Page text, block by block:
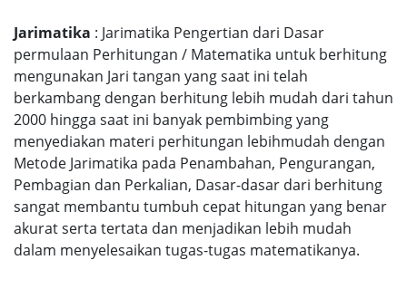
Jarimatika : Jarimatika Pengertian dari Dasar
permulaan Perhitungan / Matematika untuk berhitung
mengunakan Jari tangan yang saat ini telah
berkambang dengan berhitung lebih mudah dari tahun
2000 hingga saat ini banyak pembimbing yang
menyediakan materi perhitungan lebihmudah dengan
Metode Jarimatika pada Penambahan, Pengurangan,
Pembagian dan Perkalian, Dasar-dasar dari berhitung
sangat membantu tumbuh cepat hitungan yang benar
akurat serta tertata dan menjadikan lebih mudah
dalam menyelesaikan tugas-tugas matematikanya.